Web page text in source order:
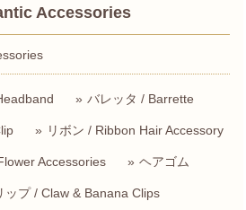
Accessories
バレッタ / Barrette
リボン / Ribbon Hair Accessory
Accessories ヘアゴム
ップ / Claw & Banana Clips